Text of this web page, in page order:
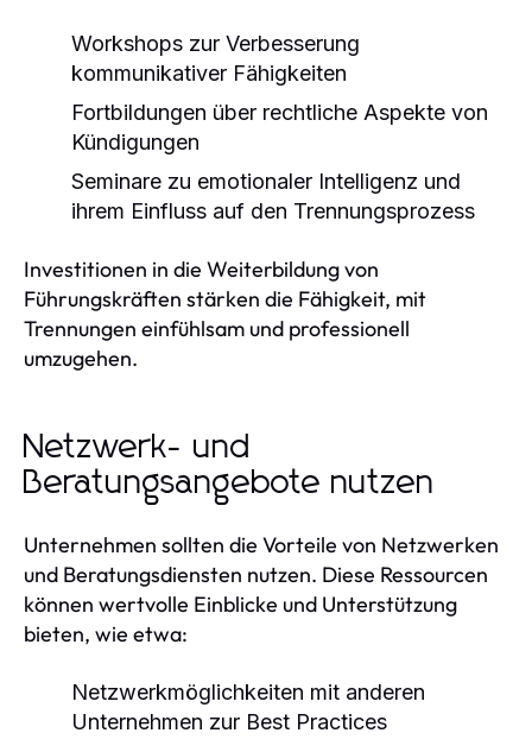
Workshops zur Verbesserung
kommunikativer Fähigkeiten
Fortbildungen über rechtliche Aspekte von
Kündigungen
Seminare zu emotionaler Intelligenz und
ihrem Einfluss auf den Trennungsprozess
Investitionen in die Weiterbildung von
Führungskräften stärken die Fähigkeit, mit
Trennungen einfühlsam und professionell
umzugehen.
Netzwerk- und
Beratungsangebote nutzen
Unternehmen sollten die Vorteile von Netzwerken
und Beratungsdiensten nutzen. Diese Ressourcen
können wertvolle Einblicke und Unterstützung
bieten, wie etwa:
Netzwerkmöglichkeiten mit anderen
Unternehmen zur Best Practices